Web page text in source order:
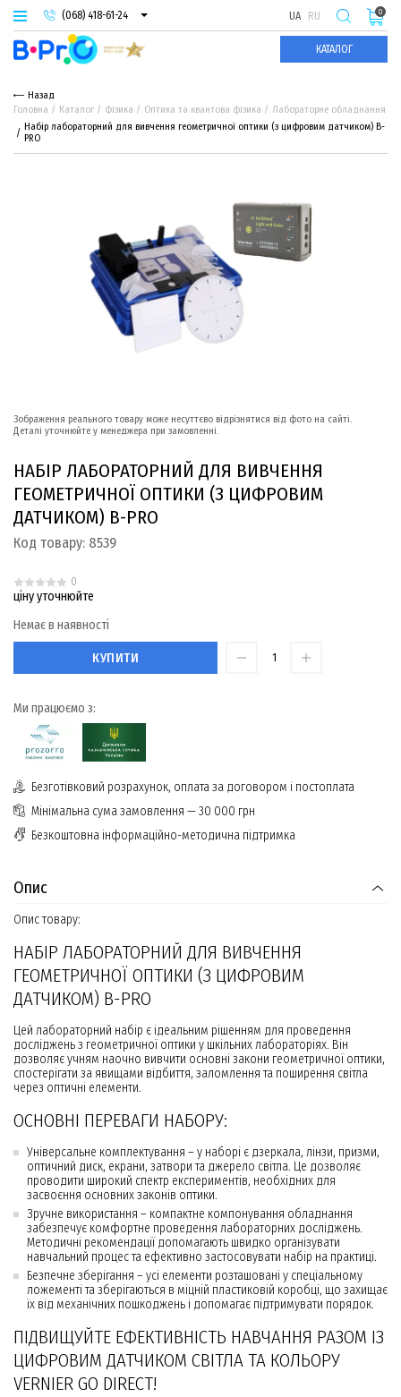
(068) 418-61-24
(093) 974-66-94
(095) 987-29-55
UA RU
КАТАЛОГ
0
Назад
Головна
Каталог Фізика Оптика та квантова фізика
Лабораторне обладнання
Набір лабораторний для вивчення геометричної оптики (з цифровим датчиком) B-
PRO
Зображення реального товару може несуттєво відрізнятися від фото на сайті.
Деталі уточнюйте у менеджера при замовленні.
НАБІР ЛАБОРАТОРНИЙ ДЛЯ ВИВЧЕННЯ
ГЕОМЕТРИЧНОЇ ОПТИКИ (З ЦИФРОВИМ
ДАТЧИКОМ) B-PRO
Код товару: 8539
0
ціну уточнюйте
Немає в наявності
КУПИТИ
Ми працюємо з:
Безготівковий розрахунок, оплата за договором і постоплата
Мінімальна сума замовлення — 30 000 грн
Безкоштовна інформаційно-методична підтримка
Опис
Опис товару:
НАБІР ЛАБОРАТОРНИЙ ДЛЯ ВИВЧЕННЯ
ГЕОМЕТРИЧНОЇ ОПТИКИ (З ЦИФРОВИМ
ДАТЧИКОМ) B-PRO
Цей лабораторний набір є ідеальним рішенням для проведення
досліджень з геометричної оптики у шкільних лабораторіях. Він
дозволяє учням наочно вивчити основні закони геометричної оптики,
спостерігати за явищами відбиття, заломлення та поширення світла
через оптичні елементи.
ОСНОВНІ ПЕРЕВАГИ НАБОРУ:
Універсальне комплектування – у наборі є дзеркала, лінзи, призми,
оптичний диск, екрани, затвори та джерело світла. Це дозволяє
проводити широкий спектр експериментів, необхідних для
засвоєння основних законів оптики.
Зручне використання – компактне компонування обладнання
забезпечує комфортне проведення лабораторних досліджень.
Методичні рекомендації допомагають швидко організувати
навчальний процес та ефективно застосовувати набір на практиці.
Безпечне зберігання – усі елементи розташовані у спеціальному
ложементі та зберігаються в міцній пластиковій коробці, що захищає
їх від механічних пошкоджень і допомагає підтримувати порядок.
ПІДВИЩУЙТЕ ЕФЕКТИВНІСТЬ НАВЧАННЯ РАЗОМ ІЗ
ЦИФРОВИМ ДАТЧИКОМ СВІТЛА ТА КОЛЬОРУ
VERNIER GO DIRECT!